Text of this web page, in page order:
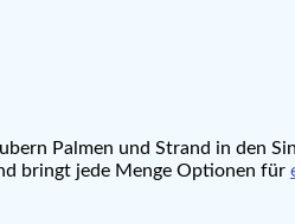
Palmen und Strand in den
bringt jede Menge Optionen für